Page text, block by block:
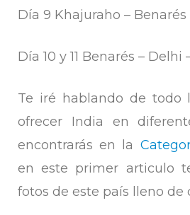
Día 9 Khajuraho – Benarés
Día 10 y 11 Benarés – Delhi
Te iré hablando de todo
ofrecer India en
encontrarás en la
en este primer articulo
fotos de este país lleno de